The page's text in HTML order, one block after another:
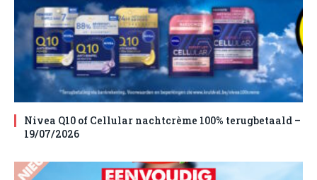
Nivea Q10 of Cellular nachtcrème 100% terugbetaald –
19/07/2026